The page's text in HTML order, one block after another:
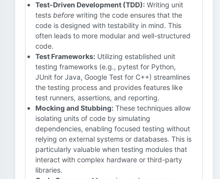
Test-Driven Development (TDD): Writing unit
tests before writing the code ensures that the
code is designed with testability in mind. This
often leads to more modular and well-structured
code.
Test Frameworks: Utilizing established unit
testing frameworks (e.g., pytest for Python,
JUnit for Java, Google Test for C++) streamlines
the testing process and provides features like
test runners, assertions, and reporting.
Mocking and Stubbing: These techniques allow
isolating units of code by simulating
dependencies, enabling focused testing without
relying on external systems or databases. This is
particularly valuable when testing modules that
interact with complex hardware or third-party
libraries.